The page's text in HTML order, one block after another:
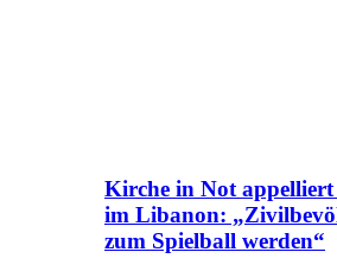
Kirche in Not
im Libanon:
zum Spielball werden“